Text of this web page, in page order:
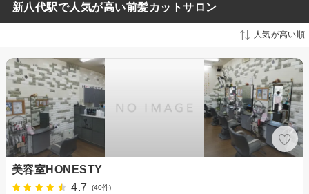
新八代駅で人気が高い前髪カットサロン
人気が高い順
美容室HONESTY
4.7
(40件)